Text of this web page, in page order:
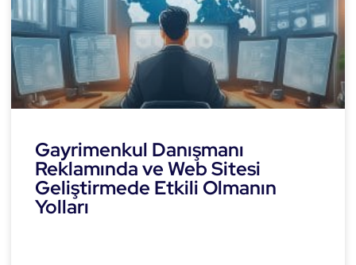
Gayrimenkul Danışmanı
Reklamında ve Web Sitesi
Geliştirmede Etkili Olmanın
Yolları